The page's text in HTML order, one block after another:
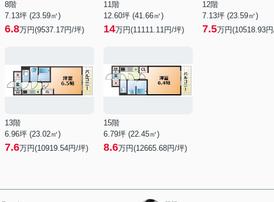
8階
7.13坪 (23.59㎡)
6.8万円(9537.17円/坪)
11階
12.60坪 (41.66㎡)
14万円(11111.11円/坪)
12階
7.13坪 (23.59㎡)
7.5万円(10518.93
13階
6.96坪 (23.02㎡)
7.6万円(10919.54円/坪)
15階
6.79坪 (22.45㎡)
8.6万円(12665.68円/坪)